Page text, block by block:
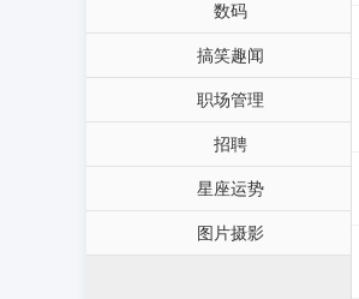
数码
搞笑趣闻
职场管理
招聘
星座运势
图片摄影